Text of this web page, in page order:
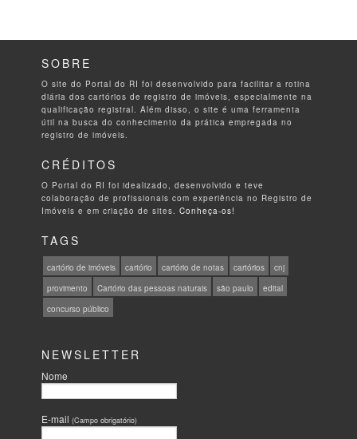
SOBRE
O site do Portal do RI foi desenvolvido para facilitar a rotina
diária dos cartórios de registro de imóveis, especialmente na
qualificação registral. Além disso, o site é uma ferramenta
útil na busca do conhecimento da prática empregada no
registro de imóveis.
CRÉDITOS
O Portal do RI foi idealizado, desenvolvido e teve
colaboração de profissionais com experiência no Registro de
Imóveis e em criação de sites.Conheça-os!
TAGS
cartório de imóveis cartório cartório de notas cartórios
cnj
provimento
Cartório das pessoas naturais são paulo
edital
concurso público
NEWSLETTER
Nome
E-mail(Campo obrigatório)